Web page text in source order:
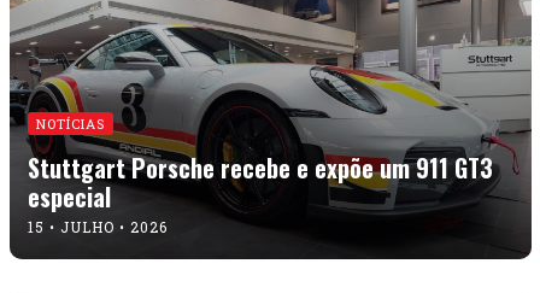
NOTÍCIAS
Stuttgart Porsche recebe e expõe um 911 GT3
especial
15 • JULHO • 2026